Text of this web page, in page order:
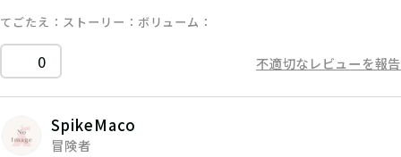
てごたえ ストーリー ボリューム
0 不適切なレビューを報告
SpikeMaco
冒険者